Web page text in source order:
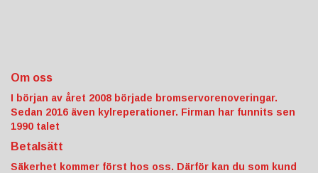
Om oss
I början av året 2008 började bromservorenoveringar.
Sedan 2016 även kylreperationer. Firman har funnits sen
1990 talet
Betalsätt
Säkerhet kommer först hos oss. Därför kan du som kund